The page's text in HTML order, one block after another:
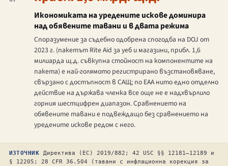
Икономиката на уредените искове доминира
над обявените тавани и в двата режима
Споразумение за съдебно одобрена спогодба на DOJ от
2023 г. (пакетът Rite Aid за уеб и магазини, прибл. 1,6
милиарда щ.д. съвкупна стойност на компонентите на
пакета) е най-голямото регистрирано възстановяване,
свързано с достъпност в САЩ; по EAA нито едно отделно
действие на държава членка все още не е надхвърлило
горния шестцифрен диапазон. Сравнението на
обявените тавани е подвеждащо без сравнението на
уредените искове редом с него.
ИЗТОЧНИК
Директива (ЕС) 2019/882; 42 USC §§ 12181–12189 и
§ 12205; 28 CFR 36.504 (тавани с инфлационна корекция за